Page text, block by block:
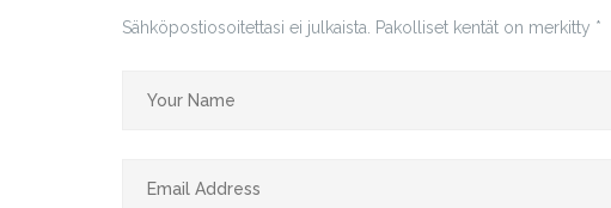
Sähköpostiosoitettasi ei julkaista. Pakolliset kentät on merkitty *